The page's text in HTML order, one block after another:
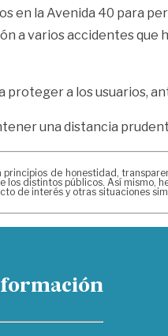
en la Avenida 40 para
a varios accidentes
a los usuarios,
una distancia
de honestidad,
distintos públicos. Así mismo,
de interés y otras situaciones